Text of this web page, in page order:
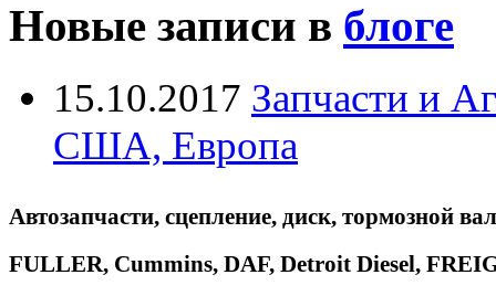
Новые записи в блоге
15.10.2017 Запчасти и
США, Европа
Автозапчасти, сцепление, диск, тормозной
FULLER, Cummins, DAF, Detroit Diesel,